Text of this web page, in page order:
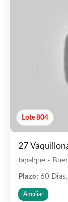
Lote 804
27
tapalque -
Plazo: 60 Dias.
Ampliar